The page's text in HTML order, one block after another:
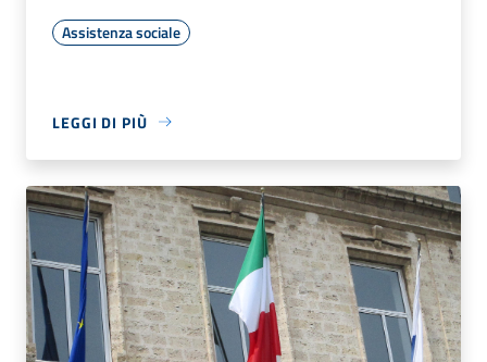
Assistenza sociale
LEGGI DI PIÙ